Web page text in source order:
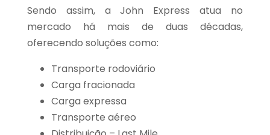
Sendo assim, a John Express atua no
mercado há mais de duas décadas,
oferecendo soluções como:
Transporte rodoviário
Carga fracionada
Carga expressa
Transporte aéreo